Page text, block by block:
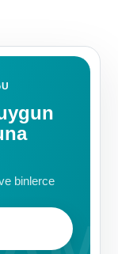
binlerce